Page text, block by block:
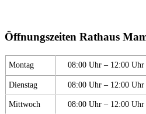
Öffnungszeiten Rathaus
Montag 08:00 Uhr – 12:00 Uhr
Dienstag 08:00 Uhr – 12:00 Uhr
Mittwoch 08:00 Uhr – 12:00 Uhr